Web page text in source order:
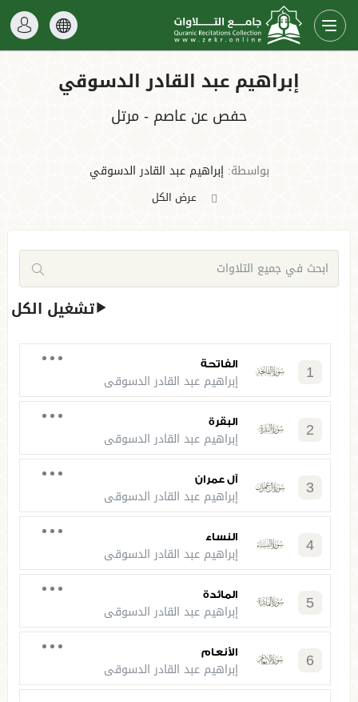
إبراهيم عبد القادر الدسوقي
حفص عن عاصم - مرتل
بواسطة:إبراهيم عبد القادر الدسوقي
عرض الكل
تشغيل الكل
1 الفاتحة
إبراهيم عبد القادر الدسوقي
2 البقرة
إبراهيم عبد القادر الدسوقي
3 آل عمران
إبراهيم عبد القادر الدسوقي
4 النساء
إبراهيم عبد القادر الدسوقي
5 المائدة
إبراهيم عبد القادر الدسوقي
6 الأنعام
إبراهيم عبد القادر الدسوقي